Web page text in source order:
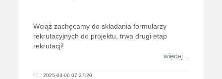
Wciąż zachęcamy do składania formularzy
rekrutacyjnych do projektu, trwa drugi etap
rekrutacji!
więcej...
2025-03-06 07:27:20